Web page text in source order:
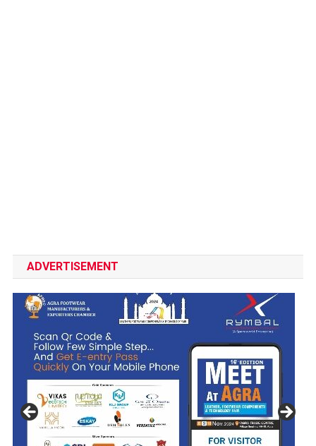
ADVERTISEMENT